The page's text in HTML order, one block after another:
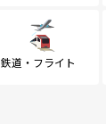
鉄道・フライト